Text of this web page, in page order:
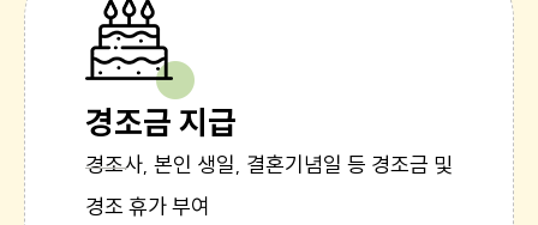
경조금 지급
경조사, 본인 생일, 결혼기념일 등 경조금 및
경조 휴가 부여